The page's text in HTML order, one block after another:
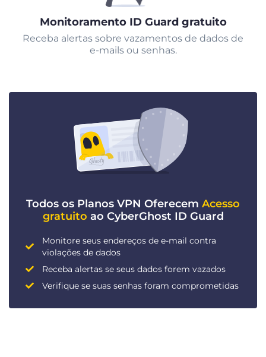
Monitoramento ID Guard gratuito
Receba alertas sobre vazamentos de dados de
e-mails ou senhas.
Todos os Planos VPN Oferecem Acesso
gratuito ao CyberGhost ID Guard
Monitore seus endereços de e-mail contra
violações de dados
Receba alertas se seus dados forem vazados
Verifique se suas senhas foram comprometidas